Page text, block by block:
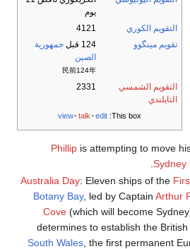
يوم
التقويم الكوري
4121
تقويم مينگوو
124 قبل
جمهورية
الصين
民前124年
التقويم الشمسي
التايلندي
2331
This box:
view talk edit
Phillipis attempting to move
Sydney
Australia Day: Eleven ships of the
Botany Bay, led by Captain Arthur
Cove(which will become
determines to establish the
South Wales, the first permanent